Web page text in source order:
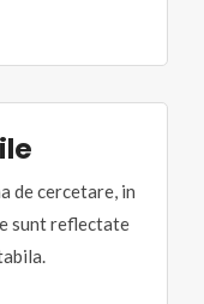
de cercetare, in
sunt reflectate